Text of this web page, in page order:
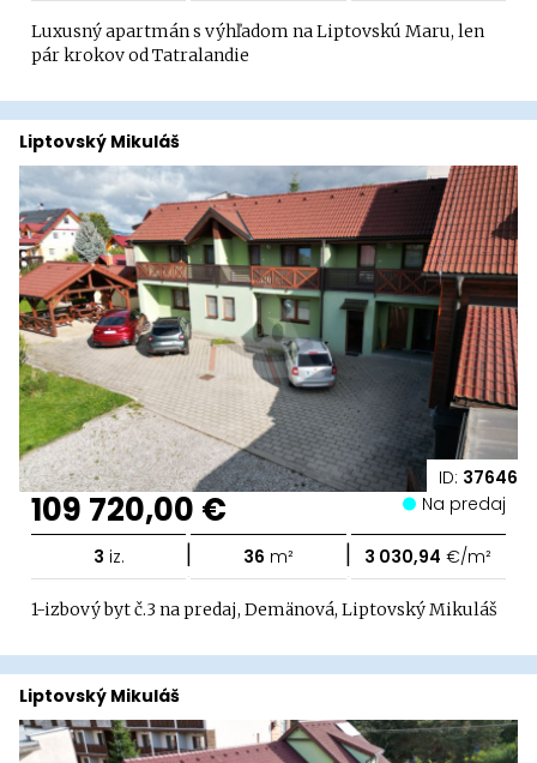
Luxusný apartmán s výhľadom na Liptovskú Maru, len
pár krokov od Tatralandie
ID: 37646
Liptovský Mikuláš
109 720,00 € Na predaj
3 iz. | 36 m² | 3 030,94 €/m²
1-izbový byt č.3 na predaj, Demänová, Liptovský Mikuláš
Liptovský Mikuláš